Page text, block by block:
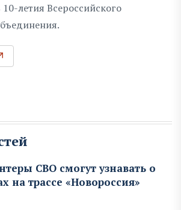
летия Всероссийского
СВО смогут узнавать о
на трассе «Новороссия»